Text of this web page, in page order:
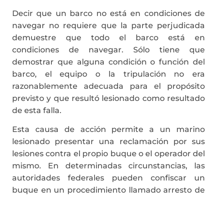
Decir que un barco no está en condiciones de
navegar no requiere que la parte perjudicada
demuestre que todo el barco está en
condiciones de navegar. Sólo tiene que
demostrar que alguna condición o función del
barco, el equipo o la tripulación no era
razonablemente adecuada para el propósito
previsto y que resultó lesionado como resultado
de esta falla.
Esta causa de acción permite a un marino
lesionado presentar una reclamación por sus
lesiones contra el propio buque o el operador del
mismo. En determinadas circunstancias, las
autoridades federales pueden confiscar un
buque en un procedimiento llamado arresto de